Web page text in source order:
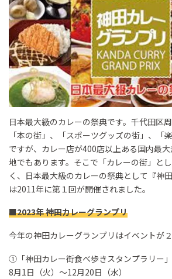
日本最大級のカレーの祭典です。千代田区
「本の街」、「スポーツグッズの街」、「
ですが、カレー店が400店以上ある国内最
地でもあります。そこで「カレーの街」と
く、日本最大級のカレーの祭典として『神
は2011年に第１回が開催されました。
■2023年 神田カレーグランプリ
今年の神田カレーグランプリはイベントが２
①「神田カレー街食べ歩きスタンプラリー」
8月1日（火）～12月20日（水）